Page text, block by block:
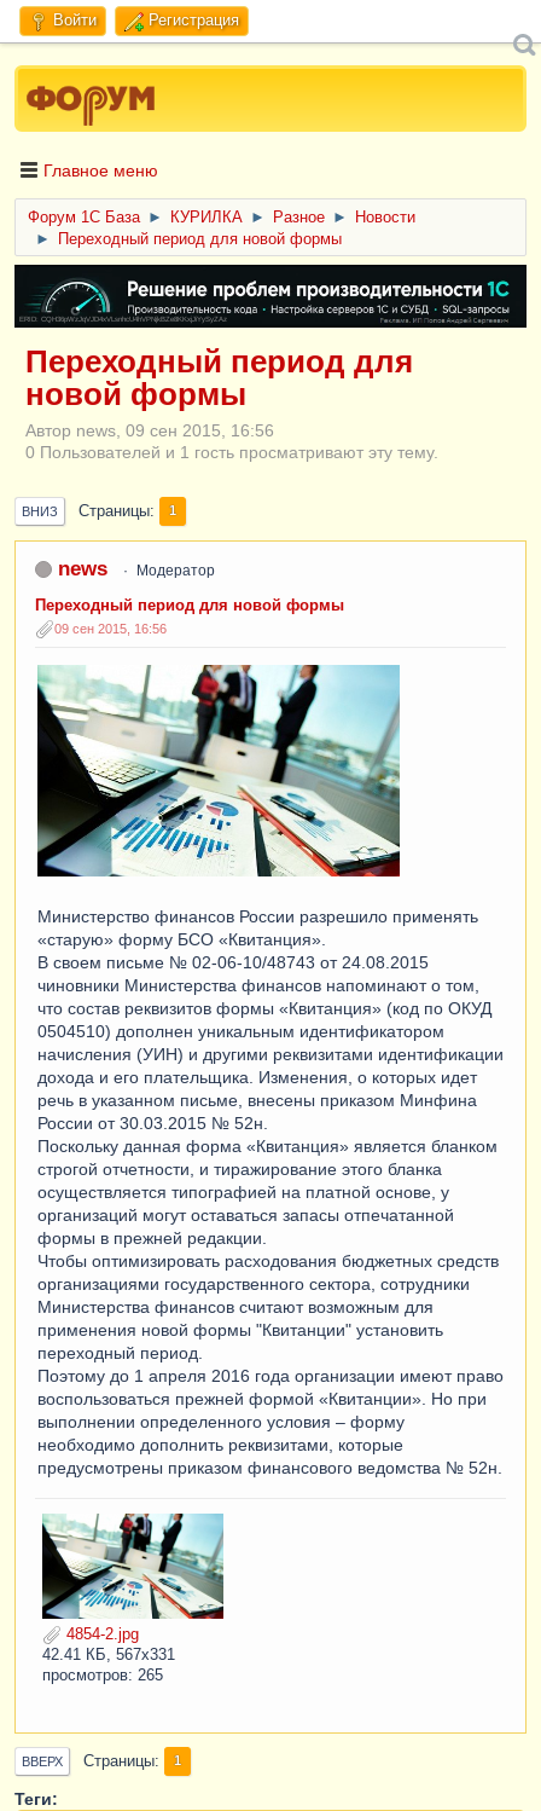
Войти Регистрация
Главное меню
Форум 1C База ► КУРИЛКА ► Разное ►
Новости
►
Переходный период для новой формы
ERID: CQH36pWzJqVJD4xVLsnhcU4hVPNjkBZe8KKxjJiYySyZAz
Переходный период для
новой формы
Автор news, 09 сен 2015, 16:56
0 Пользователей и 1 гость просматривают эту тему.
ВНИЗ Страницы 1
news Модератор
Переходный период для новой формы
09 сен 2015, 16:56
Министерство финансов России разрешило применять
«старую» форму БСО «Квитанция».
В своем письме № 02-06-10/48743 от 24.08.2015
чиновники Министерства финансов напоминают о том,
что состав реквизитов формы «Квитанция» (код по ОКУД
0504510) дополнен уникальным идентификатором
начисления (УИН) и другими реквизитами идентификации
дохода и его плательщика. Изменения, о которых идет
речь в указанном письме, внесены приказом Минфина
России от 30.03.2015 № 52н.
Поскольку данная форма «Квитанция» является бланком
строгой отчетности, и тиражирование этого бланка
осуществляется типографией на платной основе, у
организаций могут оставаться запасы отпечатанной
формы в прежней редакции.
Чтобы оптимизировать расходования бюджетных средств
организациями государственного сектора, сотрудники
Министерства финансов считают возможным для
применения новой формы "Квитанции" установить
переходный период.
Поэтому до 1 апреля 2016 года организации имеют право
воспользоваться прежней формой «Квитанции». Но при
выполнении определенного условия – форму
необходимо дополнить реквизитами, которые
предусмотрены приказом финансового ведомства № 52н.
4854-2.jpg
42.41 КБ, 567x331
просмотров: 265
ВВЕРХ Страницы 1
Теги: